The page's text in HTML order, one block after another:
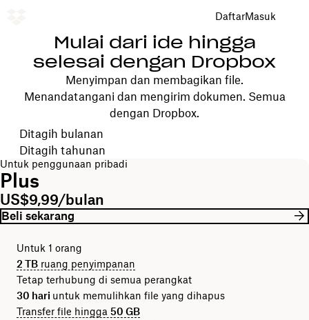
DaftarMasuk
Mulai dari ide hingga
selesai dengan Dropbox
Menyimpan dan membagikan file.
Menandatangani dan mengirim dokumen. Semua
dengan Dropbox.
Pilih periode tagihan Anda
Ditagih bulanan
Ditagih tahunan
Untuk penggunaan pribadi
Plus
US$9,99/bulan
Beli sekarang
Untuk 1 orang
2 TB ruang penyimpanan
Tetap terhubung di semua perangkat
30 hari untuk memulihkan file yang dihapus
Transfer file hingga 50 GB